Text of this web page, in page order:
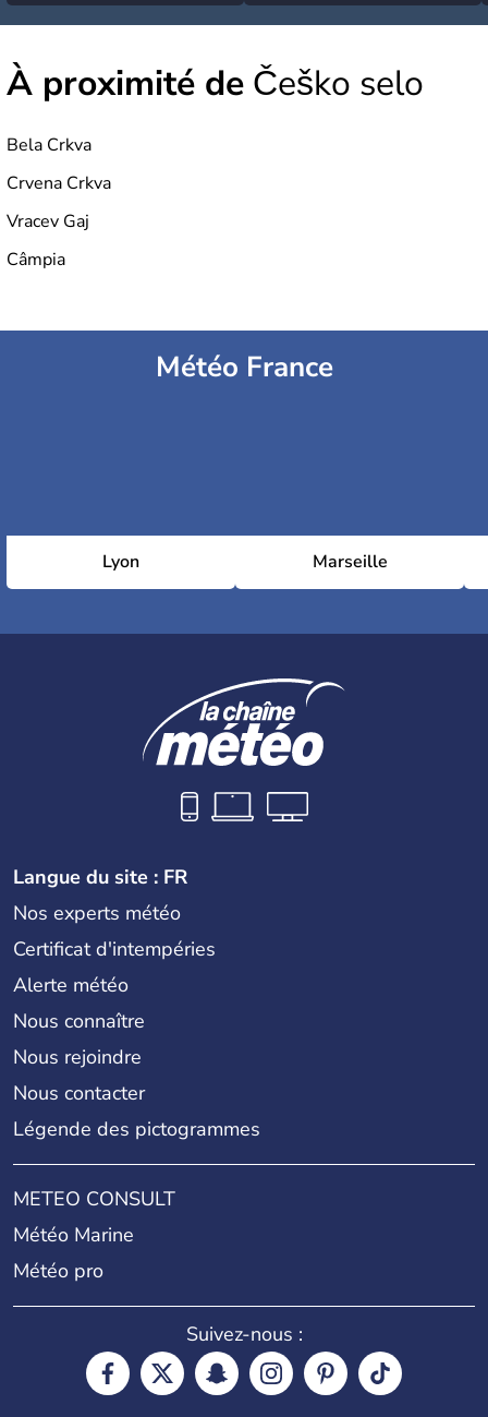
À proximité de Češko selo
Bela Crkva
Crvena Crkva
Vracev Gaj
Câmpia
Météo France
Lyon Marseille
Langue du site : FR
Nos experts météo
Certificat d'intempéries
Alerte météo
Nous connaître
Nous rejoindre
Nous contacter
Légende des pictogrammes
METEO CONSULT
Météo Marine
Météo pro
Suivez-nous :